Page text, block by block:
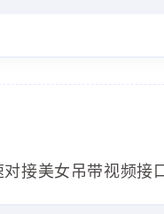
接美女吊带视频接